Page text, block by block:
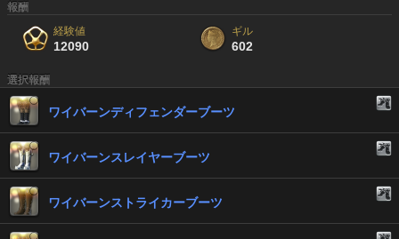
報酬
経験値
12090
ギル
602
選択報酬
ワイバーンディフェンダーブーツ
ワイバーンスレイヤーブーツ
ワイバーンストライカーブーツ